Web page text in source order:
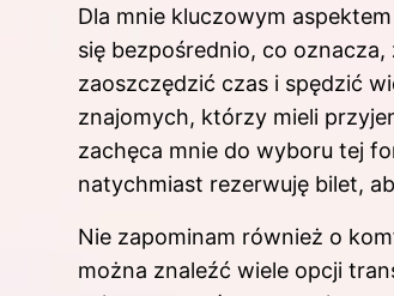
Dla mnie kluczowym
się bezpośrednio, co
zaoszczędzić czas i spędzić
znajomych, którzy mieli
zachęca mnie do wyboru tej
natychmiast rezerwuję bilet,
Nie zapominam również o
można znaleźć wiele opcji